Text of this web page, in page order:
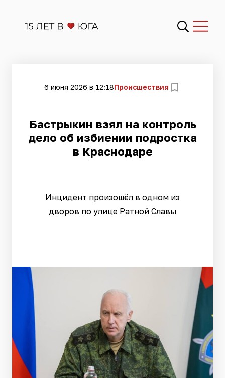
6 июня 2026 в 12:18Происшествия
Бастрыкин взял на контроль
дело об избиении подростка
в Краснодаре
Инцидент произошёл в одном из
дворов по улице Ратной Славы